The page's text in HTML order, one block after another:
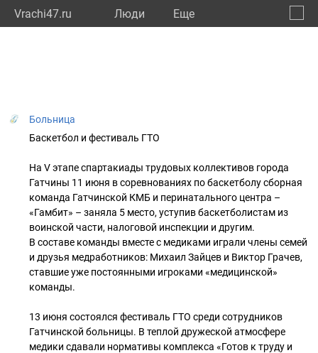
Vrachi47.ru Люди Eще
Больница
Баскетбол и фестиваль ГТО
На V этапе спартакиады трудовых коллективов города
Гатчины 11 июня в соревнованиях по баскетболу сборная
команда Гатчинской КМБ и перинатального центра –
«Гамбит» – заняла 5 место, уступив баскетболистам из
воинской части, налоговой инспекции и другим.
В составе команды вместе с медиками играли члены семей
и друзья медработников: Михаил Зайцев и Виктор Грачев,
ставшие уже постоянными игроками «медицинской»
команды.
13 июня состоялся фестиваль ГТО среди сотрудников
Гатчинской больницы. В теплой дружеской атмосфере
медики сдавали нормативы комплекса «Готов к труду и